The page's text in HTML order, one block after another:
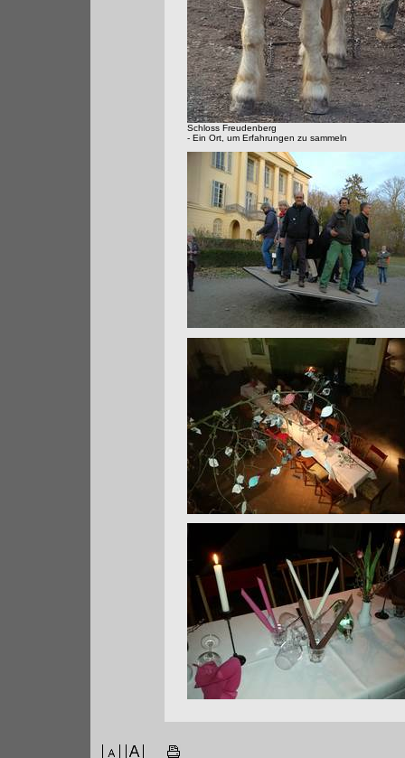
Schloss Freudenberg
- Ein Ort, um Erfahrungen zu sammeln